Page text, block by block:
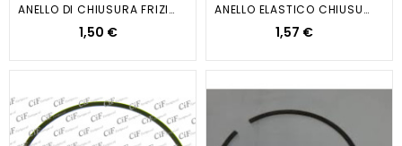
ANELLO DI CHIUSURA FRIZIONE...
1,50 €
ANELLO ELASTICO CHIUSURA DISCO...
1,57 €